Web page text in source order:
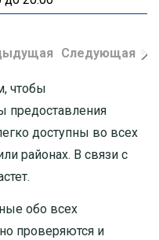
Следующая
чтобы
предоставления
доступны во всех
районах. В связи с
обо всех
проверяются и